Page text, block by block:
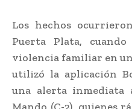
Los hechos
Puerta Plata,
violencia familiar en
utilizó la aplicación
una alerta
Mando (C-2), quienes